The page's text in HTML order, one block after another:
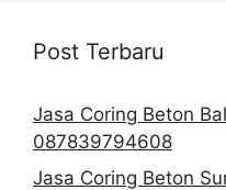
Post Terbaru
Jasa Coring Beton
087839794608
Jasa Coring Beton